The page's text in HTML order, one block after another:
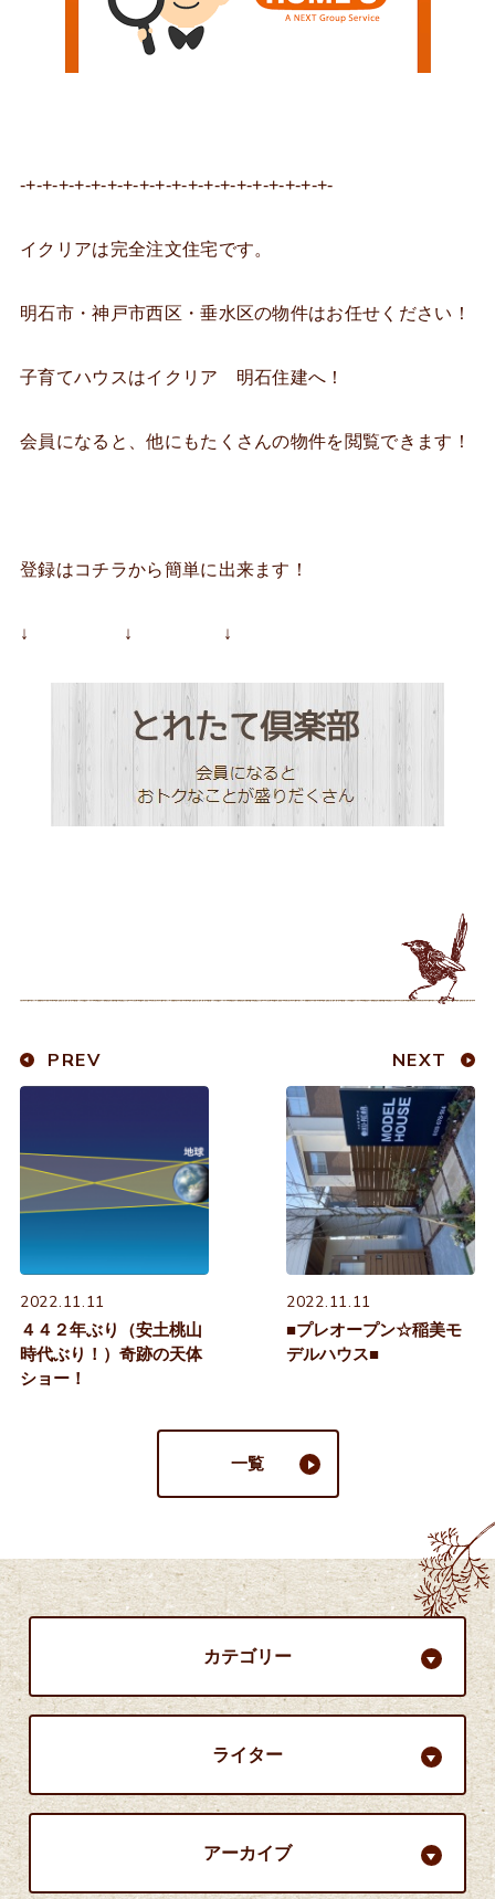
-+-+-+-+-+-+-+-+-+-+-+-+-+-+-+-+-+-+-+-
イクリアは完全注文住宅です。
明石市・神戸市西区・垂水区の物件はお任せください！
子育てハウスはイクリア 明石住建へ！
会員になると、他にもたくさんの物件を閲覧できます！
登録はコチラから簡単に出来ます！
↓ ↓ ↓
PREV
2022.11.11
４４２年ぶり（安土桃山
時代ぶり！）奇跡の天体
ショー！
NEXT
2022.11.11
■プレオープン☆稲美モ
デルハウス■
一覧
カテゴリー
ライター
アーカイブ